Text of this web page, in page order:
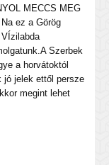
MECCS MEG
ez a Görög
Szerbek
a horvátoktól
jó jelek ettől persze
megint lehet